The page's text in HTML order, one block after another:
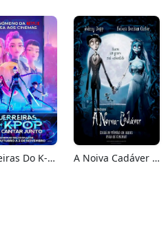
Guerreiras Do K-Pop: Para Cantar Junto A Noiva Cadáver (Relançamento)